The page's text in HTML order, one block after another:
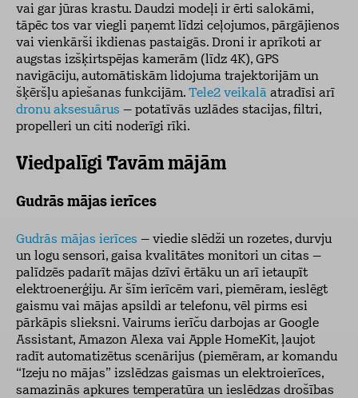
vai gar jūras krastu. Daudzi modeļi ir ērti salokāmi,
tāpēc tos var viegli paņemt līdzi ceļojumos, pārgājienos
vai vienkārši ikdienas pastaigās. Droni ir aprīkoti ar
augstas izšķirtspējas kamerām (līdz 4K), GPS
navigāciju, automātiskām lidojuma trajektorijām un
šķēršļu apiešanas funkcijām. Tele2 veikalā atradīsi arī
dronu aksesuārus – potatīvās uzlādes stacijas, filtri,
propelleri un citi noderīgi rīki.
Viedpalīgi Tavām mājām
Gudrās mājas ierīces
Gudrās mājas ierīces – viedie slēdži un rozetes, durvju
un logu sensori, gaisa kvalitātes monitori un citas –
palīdzēs padarīt mājas dzīvi ērtāku un arī ietaupīt
elektroenerģiju. Ar šīm ierīcēm vari, piemēram, ieslēgt
gaismu vai mājas apsildi ar telefonu, vēl pirms esi
pārkāpis slieksni. Vairums ierīču darbojas ar Google
Assistant, Amazon Alexa vai Apple HomeKit, ļaujot
radīt automatizētus scenārijus (piemēram, ar komandu
“Izeju no mājas” izslēdzas gaismas un elektroierīces,
samazinās apkures temperatūra un ieslēdzas drošības